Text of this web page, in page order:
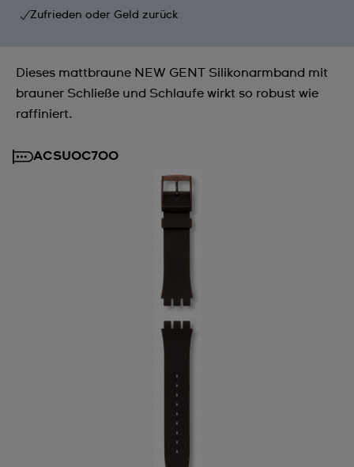
Zufrieden oder Geld zurück
Dieses mattbraune NEW GENT Silikonarmband mit
brauner Schließe und Schlaufe wirkt so robust wie
raffiniert.
ACSUOC700